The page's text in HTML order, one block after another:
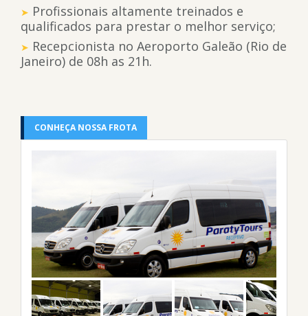
Profissionais altamente treinados e
qualificados para prestar o melhor serviço;
Recepcionista no Aeroporto Galeão (Rio de
Janeiro) de 08h as 21h.
CONHEÇA NOSSA FROTA